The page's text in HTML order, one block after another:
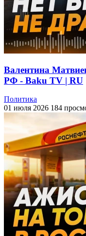
Валентина
РФ - Baku TV | RU
Политика
01 июля 2026 184